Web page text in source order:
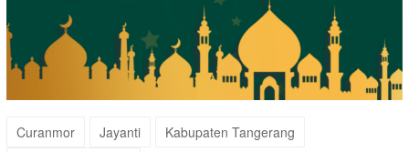
Curanmor Jayanti
Kabupaten Tangerang